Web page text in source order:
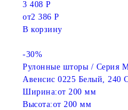
3 408 Р
от2 386 Р
В корзину
-30%
Рулонные шторы / Серия
Авенсис 0225 Белый, 240
Ширина:от 200 мм
Высота:от 200 мм